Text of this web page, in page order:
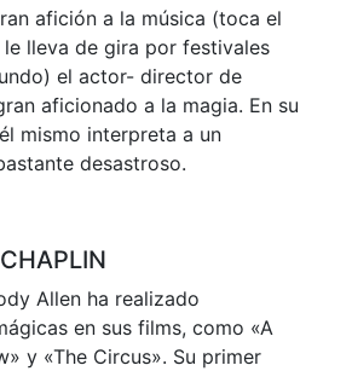
afición a la música (toca el
lleva de gira por festivales
el actor- director de
aficionado a la magia. En su
mismo interpreta a un
desastroso.
Allen ha realizado
en sus films, como «A
y «The Circus». Su primer